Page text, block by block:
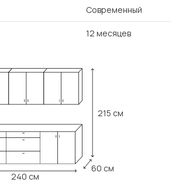
Современный
12 месяцев
240 см
215 см
60 см